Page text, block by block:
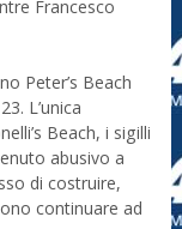
Francesco
Peter’s Beach
L’unica
Beach, i sigilli
abusivo a
di costruire,
continuare ad